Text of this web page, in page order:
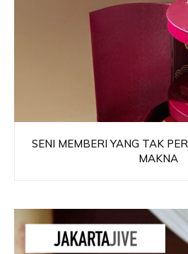
SENI MEMBERI YANG TAK
MAKNA